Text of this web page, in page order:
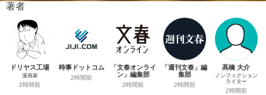
著者
ドリヤス工場
漫画家
2時間前
時事ドットコム
2時間前
「文春オンライ
ン」編集部
2時間前
「週刊文春」編
集部
2時間前
髙橋 大介
ノンフィクション
ライター
2時間前